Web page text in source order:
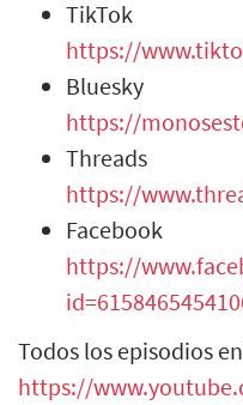
TikTok
https://
Bluesky
https://
Threads
https://
Facebook
https://
Todos los episodios
https://